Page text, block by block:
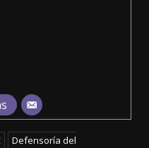
Defensoría del